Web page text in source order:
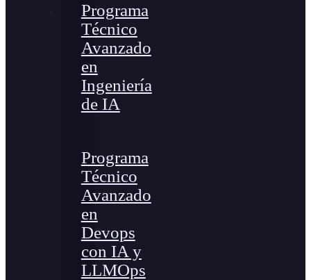
Programa
Técnico
Avanzado
en
Ingeniería
de IA
Programa
Técnico
Avanzado
en
Devops
con IA y
LLMOps